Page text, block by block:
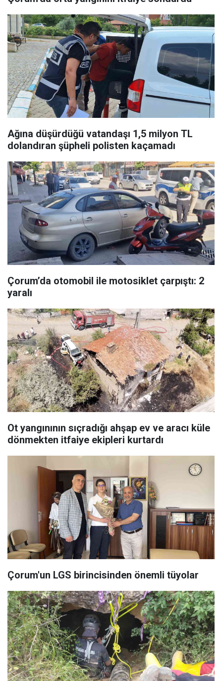
Ağına düşürdüğü vatandaşı 1,5 milyon TL
dolandıran şüpheli polisten kaçamadı
Çorum’da otomobil ile motosiklet çarpıştı: 2
yaralı
Ot yangınının sıçradığı ahşap ev ve aracı küle
dönmekten itfaiye ekipleri kurtardı
Çorum'un LGS birincisinden önemli tüyolar